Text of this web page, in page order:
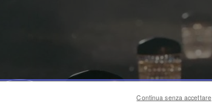
Continua senza accettare